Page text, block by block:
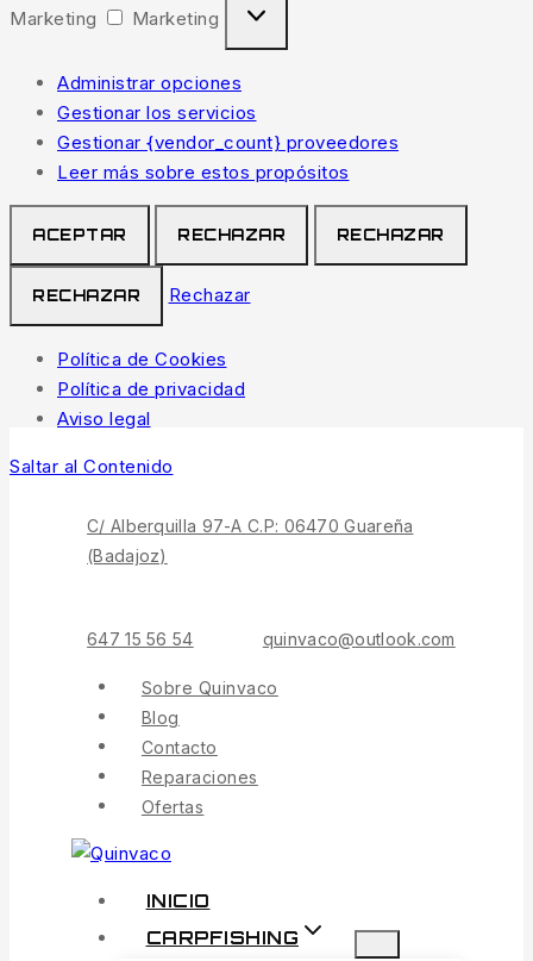
Marketing Marketing
Administrar opciones
Gestionar los servicios
Gestionar {vendor_count} proveedores
Leer más sobre estos propósitos
ACEPTAR RECHAZAR RECHAZAR
RECHAZAR Rechazar
Política de Cookies
Política de privacidad
Aviso legal
Saltar al Contenido
C/ Alberquilla 97-A C.P: 06470 Guareña
(Badajoz)
647 15 56 54 quinvaco@outlook.com
Sobre Quinvaco
Blog
Contacto
Reparaciones
Ofertas
INICIO
CARPFISHING